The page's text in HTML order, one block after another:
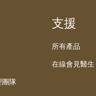
隊
支援
所有產品
在線會見醫生